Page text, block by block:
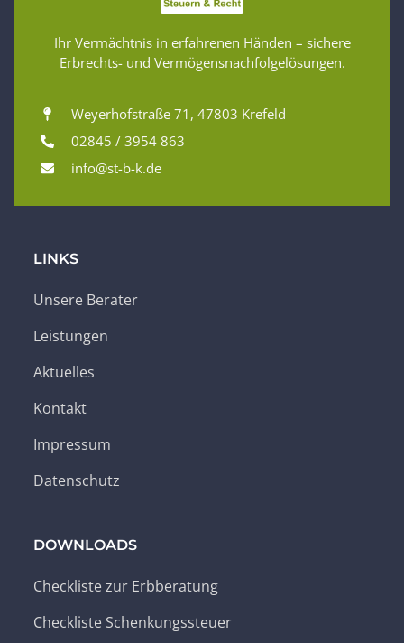
Ihr Vermächtnis in erfahrenen Händen – sichere
Erbrechts- und Vermögensnachfolgelösungen.
Weyerhofstraße 71, 47803 Krefeld
02845 / 3954 863
info@st-b-k.de
LINKS
Unsere Berater
Leistungen
Aktuelles
Kontakt
Impressum
Datenschutz
DOWNLOADS
Checkliste zur Erbberatung
Checkliste Schenkungssteuer